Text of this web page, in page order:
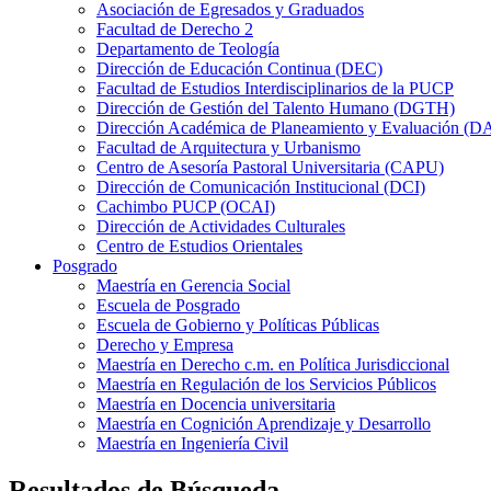
Asociación de Egresados y Graduados
Facultad de Derecho 2
Departamento de Teología
Dirección de Educación Continua (DEC)
Facultad de Estudios Interdisciplinarios de la PUCP
Dirección de Gestión del Talento Humano (DGTH)
Dirección Académica de Planeamiento y Evaluación
Facultad de Arquitectura y Urbanismo
Centro de Asesoría Pastoral Universitaria (CAPU)
Dirección de Comunicación Institucional (DCI)
Cachimbo PUCP (OCAI)
Dirección de Actividades Culturales
Centro de Estudios Orientales
Posgrado
Maestría en Gerencia Social
Escuela de Posgrado
Escuela de Gobierno y Políticas Públicas
Derecho y Empresa
Maestría en Derecho c.m. en Política Jurisdiccional
Maestría en Regulación de los Servicios Públicos
Maestría en Docencia universitaria
Maestría en Cognición Aprendizaje y Desarrollo
Maestría en Ingeniería Civil